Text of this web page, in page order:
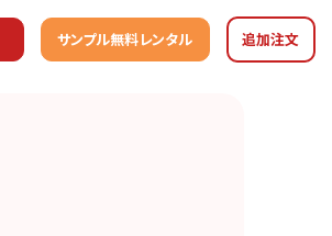
サンプル無料レンタル 追加注文